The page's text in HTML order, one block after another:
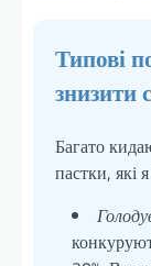
Типові
знизити
Багато
пастки, які